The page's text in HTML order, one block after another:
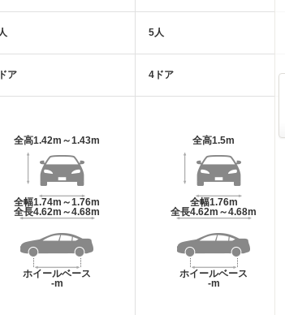
ア
全高1.42m～1.43m
全幅1.74m～1.76m
全長4.62m～4.68m
ホイールベース
-m
5人
4ドア
全高1.5m
全幅1.76m
全長4.62m～4.68m
ホイールベース
-m